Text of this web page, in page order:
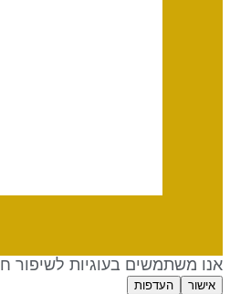
אנו משתמשים בעוגיות לשיפור
אישור העדפות